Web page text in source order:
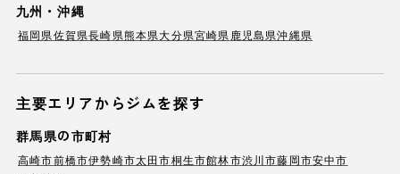
九州・沖縄
福岡県佐賀県長崎県熊本県大分県宮崎県 鹿児島県沖縄県
主要エリアからジムを探す
群馬県の市町村
高崎市前橋市伊勢崎市太田市桐生市館林市渋川市藤岡市安中市